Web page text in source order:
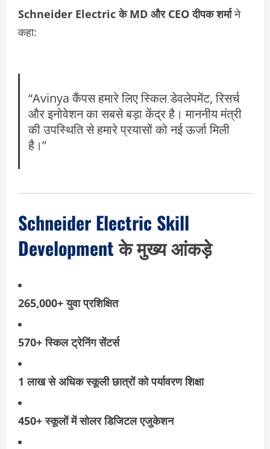
Schneider Electric के MD और CEO दीपक शर्माने
कहा:
“Avinya कैंपस हमारे लिए स्किल डेवलेपमेंट, रिसर्च
और इनोवेशन का सबसे बड़ा केंद्र है। माननीय मंत्री
की उपस्थिति से हमारे प्रयासों को नई ऊर्जा मिली
है।”
Schneider Electric Skill
Developmentके मुख्य आंकड़े
265,000+ युवा प्रशिक्षित
570+ स्किल ट्रेनिंग सेंटर्स
1 लाख से अधिक स्कूली छात्रों को पर्यावरण शिक्षा
450+ स्कूलों में सोलर डिजिटल एजुकेशन